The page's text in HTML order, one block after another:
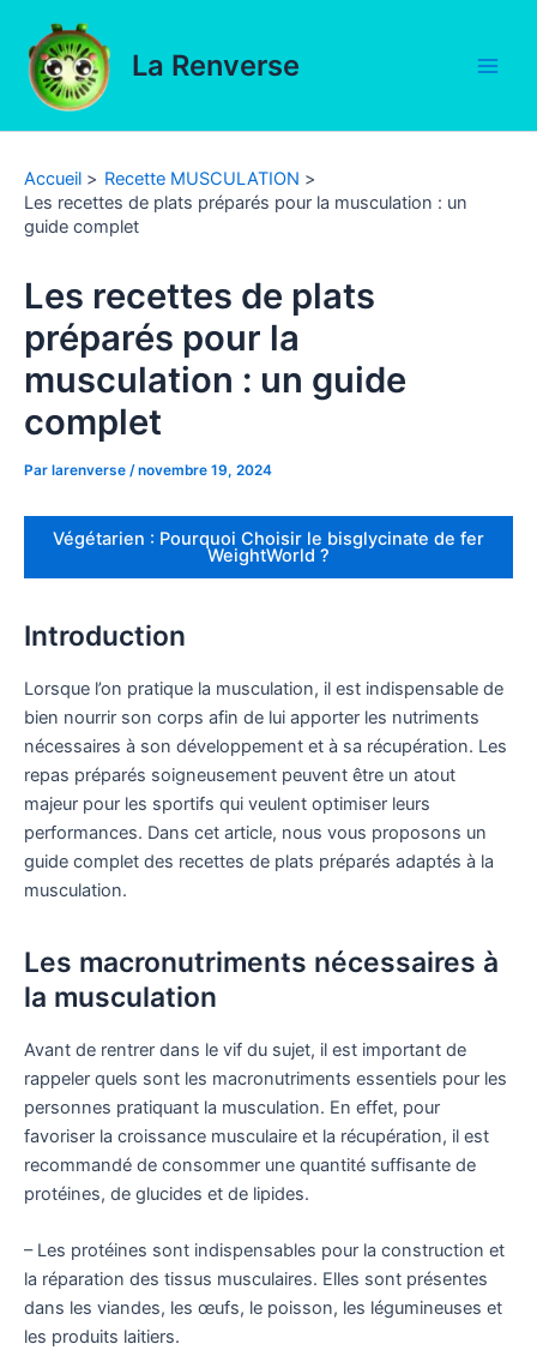
contenu
La Renverse
Accueil
Recette MUSCULATION
Les recettes de plats préparés pour la musculation : un
guide complet
Les recettes de plats
préparés pour la
musculation : un guide
complet
Par larenverse /novembre 19, 2024
Végétarien : Pourquoi Choisir le bisglycinate de fer
WeightWorld ?
Introduction
Lorsque l’on pratique la musculation, il est indispensable de
bien nourrir son corps afin de lui apporter les nutriments
nécessaires à son développement et à sa récupération. Les
repas préparés soigneusement peuvent être un atout
majeur pour les sportifs qui veulent optimiser leurs
performances. Dans cet article, nous vous proposons un
guide complet des recettes de plats préparés adaptés à la
musculation.
Les macronutriments nécessaires à
la musculation
Avant de rentrer dans le vif du sujet, il est important de
rappeler quels sont les macronutriments essentiels pour les
personnes pratiquant la musculation. En effet, pour
favoriser la croissance musculaire et la récupération, il est
recommandé de consommer une quantité suffisante de
protéines, de glucides et de lipides.
– Les protéines sont indispensables pour la construction et
la réparation des tissus musculaires. Elles sont présentes
dans les viandes, les œufs, le poisson, les légumineuses et
les produits laitiers.